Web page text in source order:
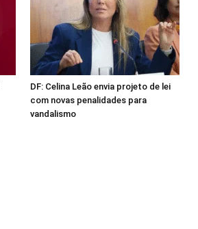
DF: Celina Leão envia projeto de lei
com novas penalidades para
vandalismo